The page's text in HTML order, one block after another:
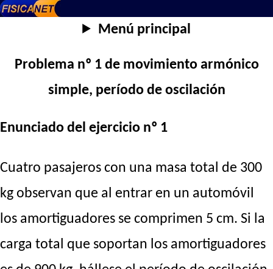
Menú principal
Problema nº 1 de movimiento armónico
simple, período de oscilación
Enunciado del ejercicio nº 1
Cuatro pasajeros con una masa total de 300
kg observan que al entrar en un automóvil
los amortiguadores se comprimen 5 cm. Si la
carga total que soportan los amortiguadores